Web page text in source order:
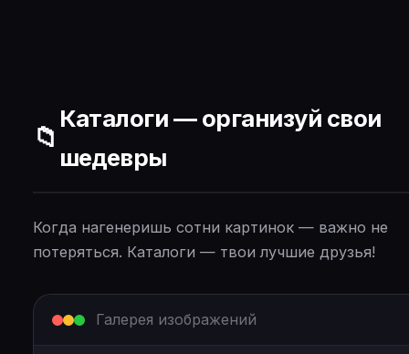
📁
Каталоги — организуй свои
шедевры
Когда нагенеришь сотни картинок — важно не
потеряться. Каталоги — твои лучшие друзья!
Галерея изображений